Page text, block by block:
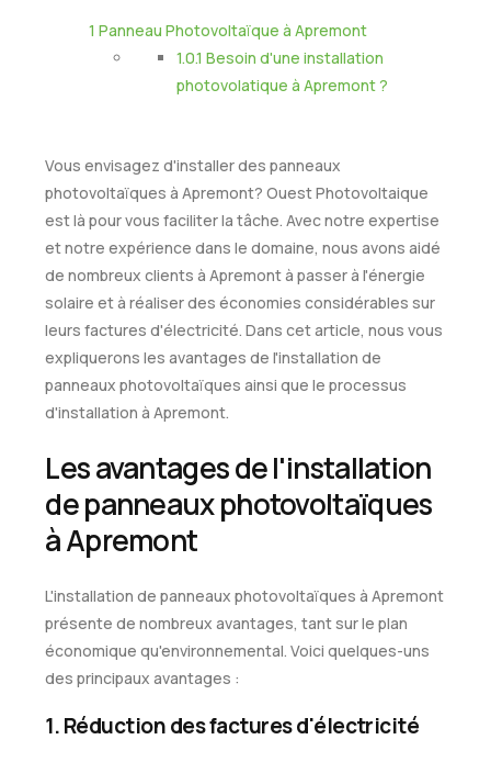
1 Panneau Photovoltaïque à Apremont
1.0.1 Besoin d'une installation
photovolatique à Apremont ?
Vous envisagez d'installer des panneaux
photovoltaïques à Apremont? Ouest Photovoltaique
est là pour vous faciliter la tâche. Avec notre expertise
et notre expérience dans le domaine, nous avons aidé
de nombreux clients à Apremont à passer à l'énergie
solaire et à réaliser des économies considérables sur
leurs factures d'électricité. Dans cet article, nous vous
expliquerons les avantages de l'installation de
panneaux photovoltaïques ainsi que le processus
d'installation à Apremont.
Les avantages de l'installation
de panneaux photovoltaïques
à Apremont
L'installation de panneaux photovoltaïques à Apremont
présente de nombreux avantages, tant sur le plan
économique qu'environnemental. Voici quelques-uns
des principaux avantages :
1. Réduction des factures d'électricité